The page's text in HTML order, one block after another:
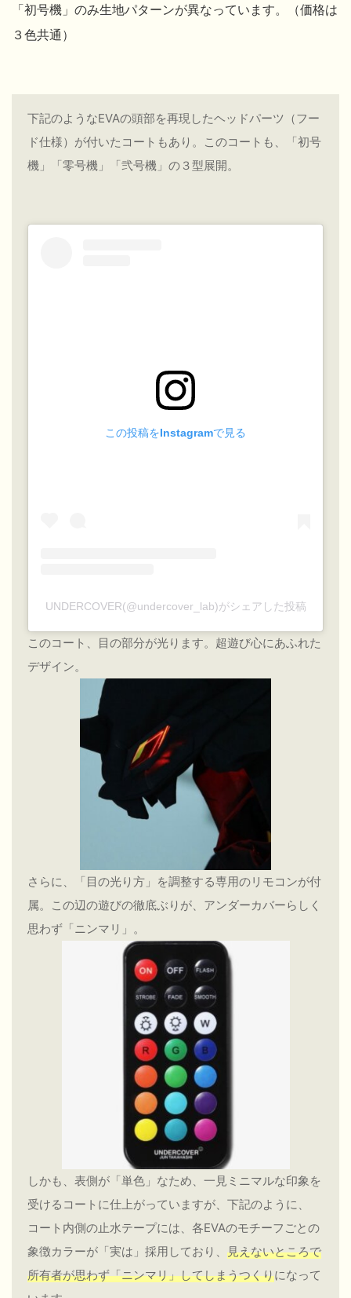
「初号機」のみ生地パターンが異なっています。（価格は
３色共通）
下記のようなEVAの頭部を再現したヘッドパーツ（フー
ド仕様）が付いたコートもあり。このコートも、
「初号
機」「零号機」「弐号機」の３型展開。
この投稿をInstagramで見る
UNDERCOVER(@undercover_lab)がシェアした投稿
このコート、目の部分が光ります。超遊び心にあふれた
デザイン。
さらに、「目の光り方」を調整する専用のリモコンが付
属。この辺の遊びの徹底ぶりが、アンダーカバーらしく
思わず「ニンマリ」。
しかも、表側が「単色」なため、一見ミニマルな印象を
受けるコートに仕上がっていますが、下記のように、
コート内側の止水テープには、各EVAのモチーフごとの
象徴カラーが「実は」採用しており、 見えないところで
所有者が思わず「ニンマリ」してしまうつくりになって